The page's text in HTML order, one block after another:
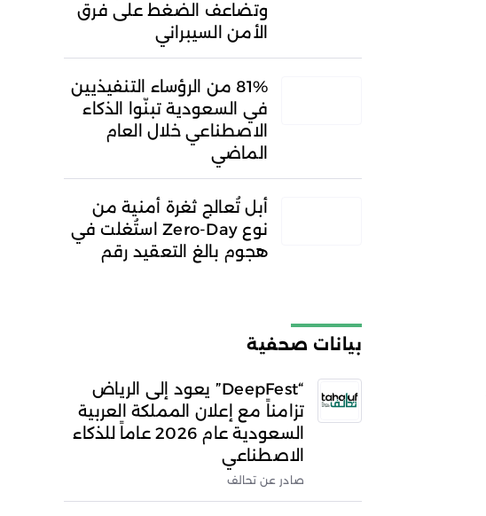
وتضاعف الضغط على فرق
الأمن السيبراني
81% من الرؤساء التنفيذيين
في السعودية تبنّوا الذكاء
الاصطناعي خلال العام
الماضي
أبل تُعالج ثغرة أمنية من
نوع Zero-Day استُغلت في
هجوم بالغ التعقيد رقم
بيانات صحفية
“DeepFest” يعود إلى الرياض
تزامناً مع إعلان المملكة العربية
السعودية عام 2026 عاماً للذكاء
الاصطناعي
صادر عن تحالف